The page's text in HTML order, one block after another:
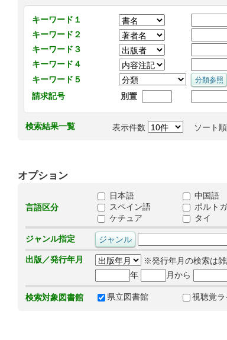
キーワード１
キーワード２
キーワード３
キーワード４
キーワード５
請求記号
別置
検索結果一覧 表示件数 ソート順
オプション
言語区分
日本語 中国語
スペイン語
ポルト
ケチュア
タイ
ジャンル指定
出版／発行年月
※発行年月の検索は雑
年
月から
検索対象図書館 県立図書館 視聴覚ラ